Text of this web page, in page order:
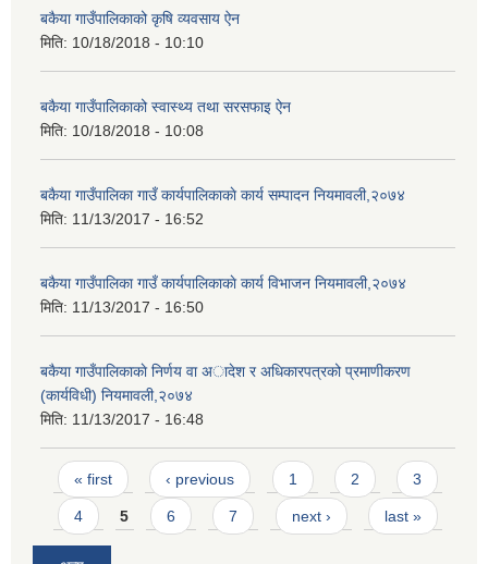
बकैया गाउँपालिकाको कृषि व्यवसाय ऐन
मिति: 10/18/2018 - 10:10
बकैया गाउँपालिकाको स्वास्थ्य तथा सरसफाइ ऐन
मिति: 10/18/2018 - 10:08
बकैया गाउँपालिका गाउँ कार्यपालिकाकाे कार्य सम्पादन नियमावली,२०७४
मिति: 11/13/2017 - 16:52
बकैया गाउँपालिका गाउँ कार्यपालिकाकाे कार्य विभाजन नियमावली,२०७४
मिति: 11/13/2017 - 16:50
बकैया गाउँपालिकाकाे निर्णय वा अादेश र अधिकारपत्रको प्रमाणीकरण
(कार्यविधी) नियमावली,२०७४
मिति: 11/13/2017 - 16:48
Pages
« first ‹ previous 1 2 3
4 5 6 7 next › last »